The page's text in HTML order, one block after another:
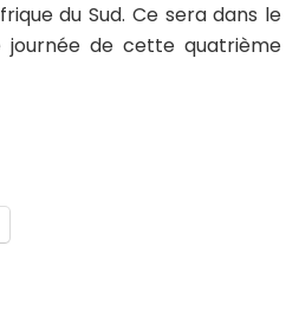
du Sud. Ce sera dans le
journée de cette quatrième